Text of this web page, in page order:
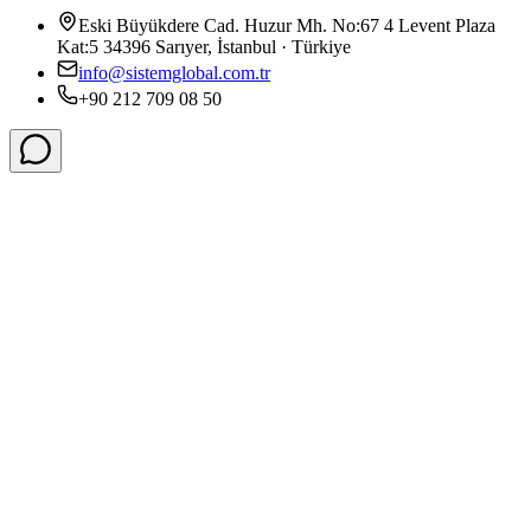
Eski Büyükdere Cad. Huzur Mh. No:67 4 Levent Plaza
Kat:5 34396 Sarıyer, İstanbul · Türkiye
info@sistemglobal.com.tr
+90 212 709 08 50